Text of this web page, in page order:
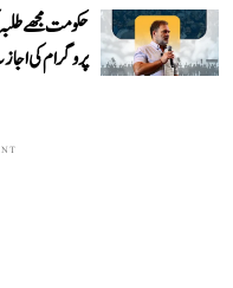
حکومت مجھے
پروگرام کی